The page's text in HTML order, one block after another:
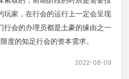
玩家，在行会的运行上一定会呈现
行会的办理员都是土豪的缘由之一
度的知足行会的资本需求。
2022-08-09